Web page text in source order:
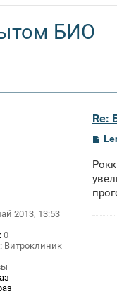
БИО
2013, 13:53
0
Витроклиник
Re:
С
б
щ
н